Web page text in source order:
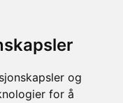
og
for å